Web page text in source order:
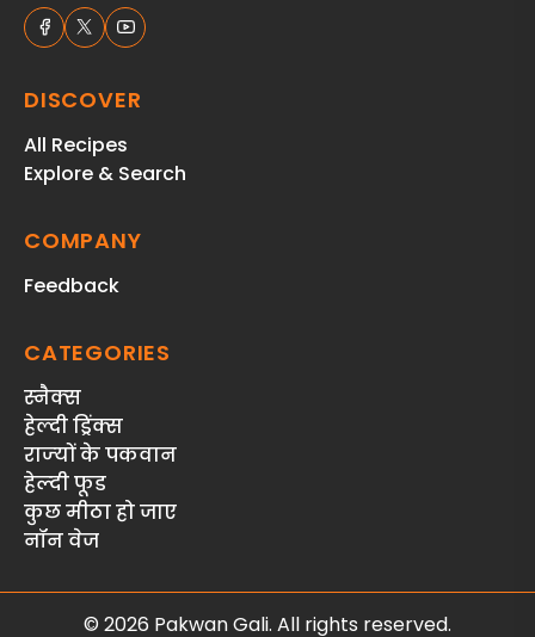
DISCOVER
All Recipes
Explore & Search
COMPANY
Feedback
CATEGORIES
स्‍नैक्‍स
हेल्दी ड्रिंक्स
राज्‍यों के पकवान
हेल्‍दी फूड
कुछ मीठा हो जाए
नॉन वेज
© 2026 Pakwan Gali. All rights reserved.